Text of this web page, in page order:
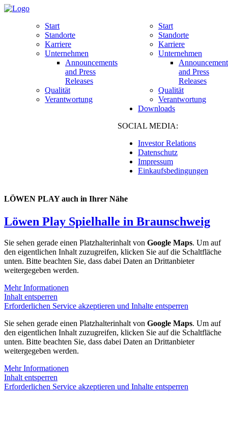
Start
Standorte
Karriere
Unternehmen
Announcements
and Press
Releases
Qualität
Verantwortung
Start
Standorte
Karriere
Unternehmen
and Press
Releases
Qualität
Verantwortung
Downloads
SOCIAL MEDIA:
Investor Relations
Datenschutz
Impressum
Einkaufsbedingungen
LÖWEN PLAY auch in Ihrer Nähe
Löwen Play Spielhalle in Braunschweig
Sie sehen gerade einen Platzhalterinhalt von Google Maps. Um auf
den eigentlichen Inhalt zuzugreifen, klicken Sie auf die Schaltfläche
unten. Bitte beachten Sie, dass dabei Daten an Drittanbieter
weitergegeben werden.
Mehr Informationen
Inhalt entsperren
Erforderlichen Service akzeptieren und Inhalte entsperren
Sie sehen gerade einen Platzhalterinhalt von Google Maps. Um auf
den eigentlichen Inhalt zuzugreifen, klicken Sie auf die Schaltfläche
unten. Bitte beachten Sie, dass dabei Daten an Drittanbieter
weitergegeben werden.
Mehr Informationen
Inhalt entsperren
Erforderlichen Service akzeptieren und Inhalte entsperren